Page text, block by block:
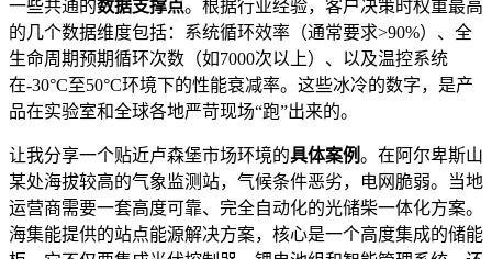
一些共通的数据支撑点。根据行业经验，客户决策时权重最高
的几个数据维度包括：系统循环效率（通常要求>90%）、全
生命周期预期循环次数（如7000次以上）、以及温控系统
在-30°C至50°C环境下的性能衰减率。这些冰冷的数字，是产
品在实验室和全球各地严苛现场“跑”出来的。
让我分享一个贴近卢森堡市场环境的具体案例。在阿尔卑斯山
某处海拔较高的气象监测站，气候条件恶劣，电网脆弱。当地
运营商需要一套高度可靠、完全自动化的光储柴一体化方案。
海集能提供的站点能源解决方案，核心是一个高度集成的储能